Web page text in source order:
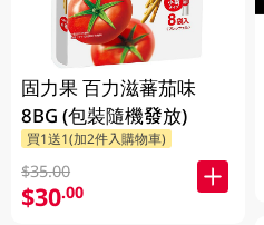
固力果 百力滋蕃茄味
8BG (包裝隨機發放)
買1送1(加2件入購物車)
$35.00
$30.00